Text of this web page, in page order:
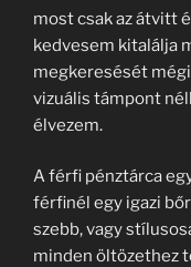
most csak az átvitt
kedvesem kitalálja
megkeresését
vizuális támpont
élvezem.
A férfi pénztárca
férfinél egy igazi
szebb, vagy
minden öltözethez